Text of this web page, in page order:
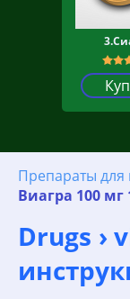
Препараты для
Виагра 100 мг
Drugs ›